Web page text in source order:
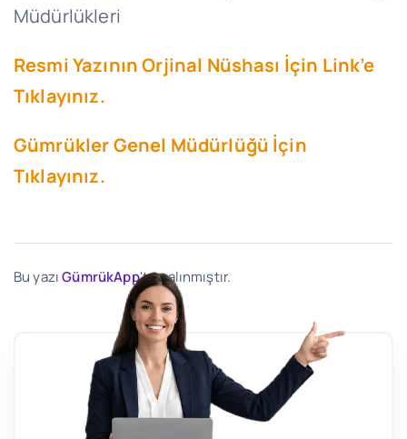
Müdürlükleri
Resmi Yazının Orjinal Nüshası İçin Link’e
Tıklayınız.
Gümrükler Genel Müdürlüğü İçin
Tıklayınız.
Bu yazıGümrükApp'ten alınmıştır.